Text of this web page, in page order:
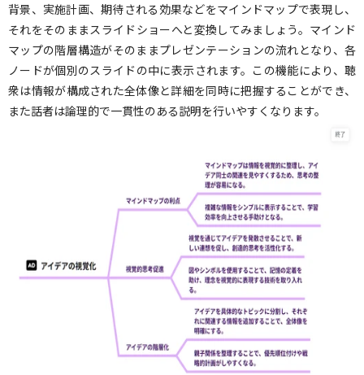
背景、実施計画、期待される効果などをマインドマップで表現し、
それをそのままスライドショーへと変換してみましょう。マインド
マップの階層構造がそのままプレゼンテーションの流れとなり、各
ノードが個別のスライドの中に表示されます。この機能により、聴
衆は情報が構成された全体像と詳細を同時に把握することができ、
また話者は論理的で一貫性のある説明を行いやすくなります。